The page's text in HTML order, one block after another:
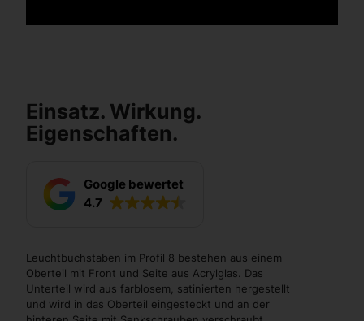
Einsatz. Wirkung.
Eigenschaften.
Google bewertet
4.7
Leuchtbuchstaben im Profil 8 bestehen aus einem
Oberteil mit Front und Seite aus Acrylglas. Das
Unterteil wird aus farblosem, satinierten hergestellt
und wird in das Oberteil eingesteckt und an der